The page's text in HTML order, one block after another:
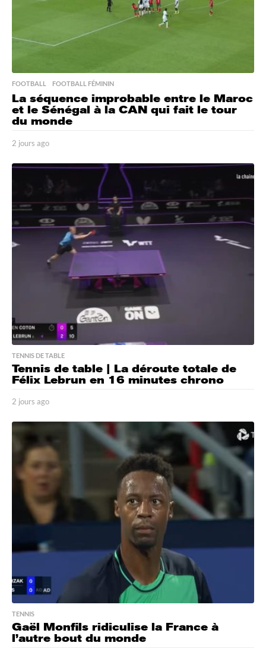
FOOTBALL ,FOOTBALL FÉMININ
La séquence improbable entre le Maroc
et le Sénégal à la CAN qui fait le tour
du monde
2 jours ago
o
r
a
g
TENNIS DE TABLE
Tennis de table | La déroute totale de
Félix Lebrun en 16 minutes chrono
2 jours ago
o
u
r
a
TENNIS
Gaël Monfils ridiculise la France à
l’autre bout du monde